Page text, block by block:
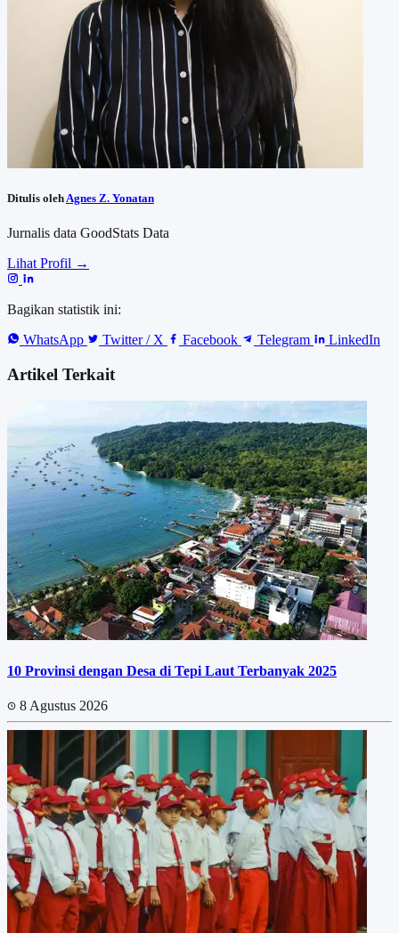
Ditulis oleh Agnes Z. Yonatan
Jurnalis data GoodStats Data
Lihat Profil →
Bagikan statistik ini:
WhatsApp
Twitter / X Facebook Telegram LinkedIn
Artikel Terkait
10 Provinsi dengan Desa di Tepi Laut Terbanyak 2025
8 Agustus 2026